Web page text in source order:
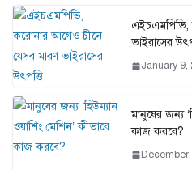
এইচএমপিভি,
ভাইরাসের
January 9,
মানুষের জন্য
কাজ করবে?
December